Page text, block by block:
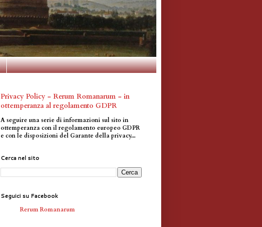
Privacy Policy - Rerum Romanarum - in
ottemperanza al regolamento GDPR
A seguire una serie di informazioni sul sito in
ottemperanza con il regolamento europeo GDPR
e con le disposizioni del Garante della privacy...
Cerca nel sito
Seguici su Facebook
Rerum Romanarum